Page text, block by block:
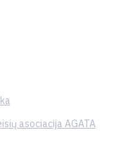
asociacija AGATA